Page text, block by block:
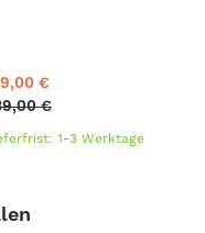
€
€
1-3 Werktage